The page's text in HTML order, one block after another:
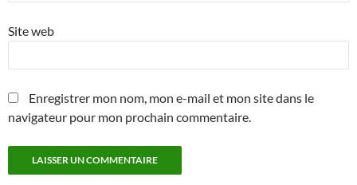
Site web
Enregistrer mon nom, mon e-mail et mon site dans le
navigateur pour mon prochain commentaire.